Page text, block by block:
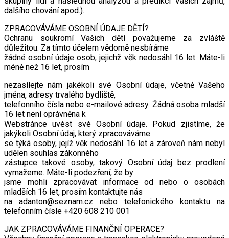
dalšího chování apod.).
ZPRACOVÁVÁME OSOBNÍ ÚDAJE DĚTÍ?
Ochranu soukromí Vašich dětí považujeme za zvláště
důležitou. Za tímto účelem vědomě nesbíráme
žádné osobní údaje osob, jejichž věk nedosáhl 16 let. Máte-li
méně než 16 let, prosím
nezasílejte nám jakékoli své Osobní údaje, včetně Vašeho
jména, adresy trvalého bydliště,
telefonního čísla nebo e-mailové adresy. Žádná osoba mladší
16 let není oprávněna k
Webstránce uvést své Osobní údaje. Pokud zjistíme, že
jakýkoli Osobní údaj, který zpracováváme
se týká osoby, jejíž věk nedosáhl 16 let a zároveň nám nebyl
udělen souhlas zákonného
zástupce takové osoby, takový Osobní údaj bez prodlení
vymažeme. Máte-li podezření, že by
jsme mohli zpracovávat informace od nebo o osobách
mladších 16 let, prosím kontaktujte nás
na adanton@seznam.cz nebo telefonického kontaktu na
telefonním čísle +420 608 210 001
JAK ZPRACOVÁVÁME FINANČNÍ OPERACE?